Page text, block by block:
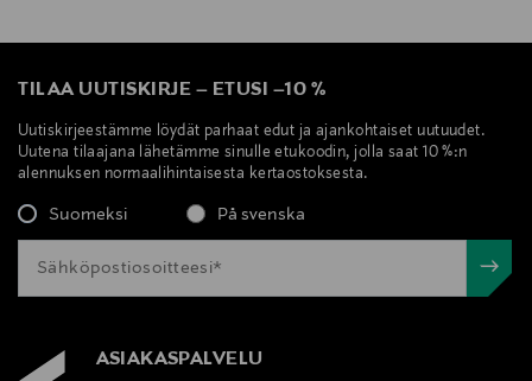
TILAA UUTISKIRJE – ETUSI –10 %
Uutiskirjeestämme löydät parhaat edut ja ajankohtaiset uutuudet.
Uutena tilaajana lähetämme sinulle etukoodin, jolla saat 10 %:n
alennuksen normaalihintaisesta kertaostoksesta.
Suomeksi På svenska
ASIAKASPALVELU